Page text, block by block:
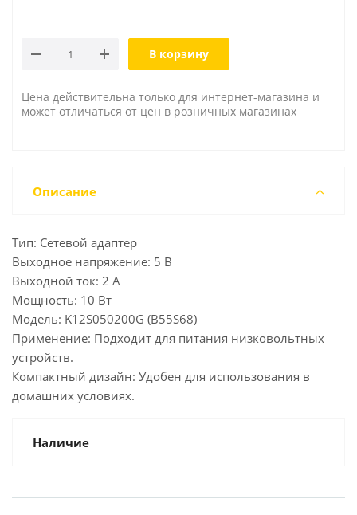
В корзину
Цена действительна только для интернет-магазина и
может отличаться от цен в розничных магазинах
Описание
Тип: Сетевой адаптер
Выходное напряжение: 5 В
Выходной ток: 2 А
Мощность: 10 Вт
Модель: K12S050200G (B55S68)
Применение: Подходит для питания низковольтных
устройств.
Компактный дизайн: Удобен для использования в
домашних условиях.
Наличие